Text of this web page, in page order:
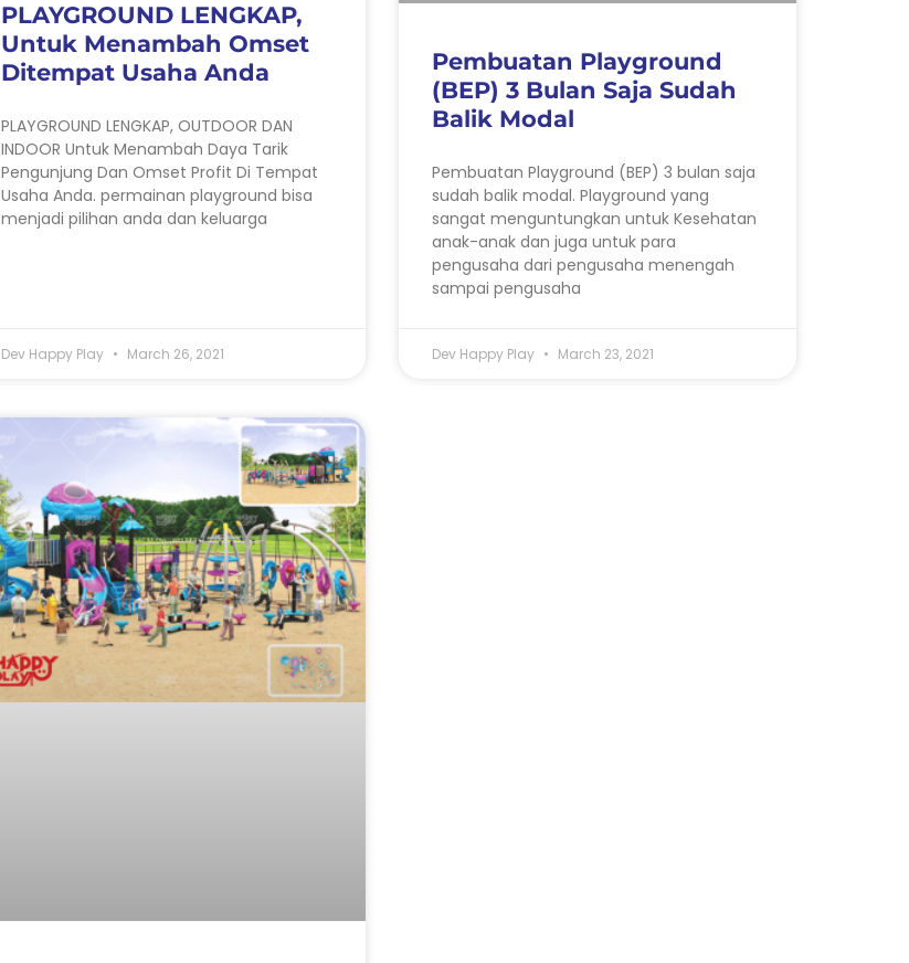
PLAYGROUND LENGKAP,
Untuk Menambah Omset
Ditempat Usaha Anda
PLAYGROUND LENGKAP, OUTDOOR DAN
INDOOR Untuk Menambah Daya Tarik
Pengunjung Dan Omset Profit Di Tempat
Usaha Anda. permainan playground bisa
menjadi pilihan anda dan keluarga
Dev Happy Play March 26, 2021
Pembuatan Playground
(BEP) 3 Bulan Saja Sudah
Balik Modal
Pembuatan Playground (BEP) 3 bulan saja
sudah balik modal. Playground yang
sangat menguntungkan untuk Kesehatan
anak-anak dan juga untuk para
pengusaha dari pengusaha menengah
sampai pengusaha
Dev Happy Play March 23, 2021